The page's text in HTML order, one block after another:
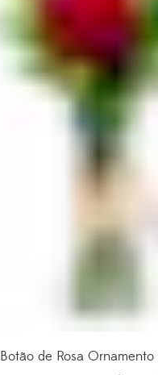
Botão de Rosa Ornamento